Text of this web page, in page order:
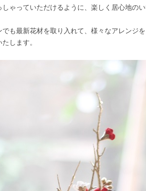
しゃっていただけるように、楽しく居心地の
でも最新花材を取り入れて、様々なアレンジ
します。